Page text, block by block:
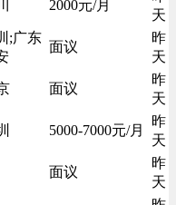
2000元/月
天
;广东
面议
昨
天
面议
昨
天
5000-7000元/月
昨
天
面议
昨
天